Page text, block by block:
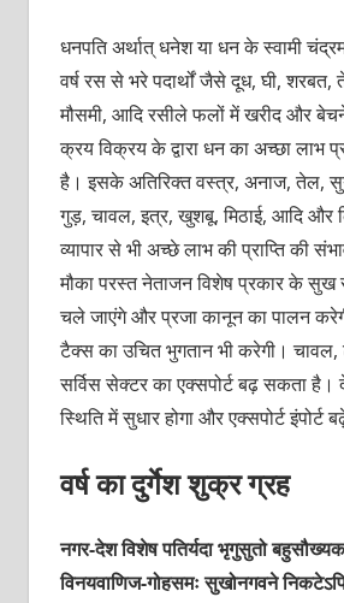
धनपति अर्थात् धनेश या धन के स्वामी
वर्ष रस से भरे पदार्थों जैसे दूध, घी,
मौसमी, आदि रसीले फलों में खरीद और
क्रय विक्रय के द्वारा धन का अच्छा लाभ
है। इसके अतिरिक्त वस्त्र, अनाज, तेल,
गुड़, चावल, इत्र, खुशबू, मिठाई, आदि और
व्यापार से भी अच्छे लाभ की प्राप्ति की
मौका परस्त नेताजन विशेष प्रकार के सुख
चले जाएंगे और प्रजा कानून का पालन
टैक्स का उचित भुगतान भी करेगी।
सर्विस सेक्टर का एक्सपोर्ट बढ़ सकता
स्थिति में सुधार होगा और एक्सपोर्ट इंपोर्ट
वर्ष का दुर्गेश शुक्र ग्रह
नगर-देश विशेष पतिर्यदा भृगुसुतो
विनयवाणिज-गोहसमः सुखोनगवने